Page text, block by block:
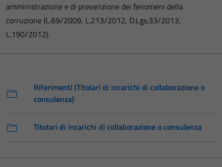
amministrazione e di prevenzione dei fenomeni della
corruzione (L.69/2009, L.213/2012, D.Lgs.33/2013,
L.190/2012).
Riferimenti (Titolari di incarichi di collaborazione o
consulenza)
Titolari di incarichi di collaborazione o consulenza